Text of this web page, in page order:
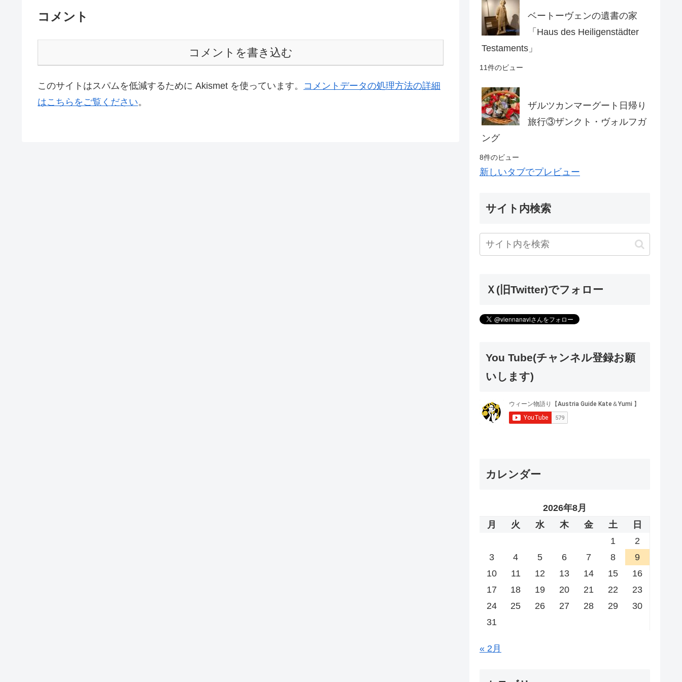
コメント
コメントを書き込む
このサイトはスパムを低減するために Akismet を使っています。 コメントデータの処理方法の詳細
はこちらをご覧ください。
ベートーヴェンの遺書の家
「Haus des Heiligenstädter
Testaments」
11件のビュー
ザルツカンマーグート日帰り
旅行③ザンクト・ヴォルフガ
ング
8件のビュー
新しいタブでプレビュー
サイト内検索
Ｘ(旧Twitter)でフォロー
You Tube(チャンネル登録お願
いします)
カレンダー
2026年8月
月
火 水 木 金 土
日
1
2
3
4 5 6 7 8
9
10
11 12 13 14 15
16
17
18 19 20 21 22
23
24
25 26 27 28 29
30
31
« 2月